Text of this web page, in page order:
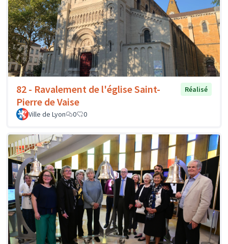
82 - Ravalement de l'église Saint-
Pierre de Vaise
Réalisé
Ville de Lyon 0 0